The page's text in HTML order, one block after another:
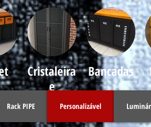
Cristaleiras
e
Armários
Bancadas
Rack PIPE Personalizável